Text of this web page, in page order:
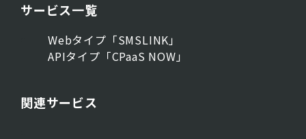
サービス一覧
Webタイプ「SMSLINK」
APIタイプ「CPaaS NOW」
関連サービス